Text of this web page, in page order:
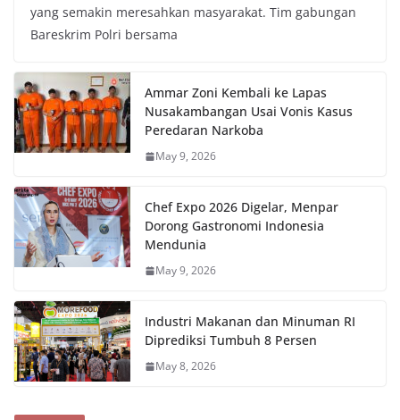
yang semakin meresahkan masyarakat. Tim gabungan
Bareskrim Polri bersama
Ammar Zoni Kembali ke Lapas
Nusakambangan Usai Vonis Kasus
Peredaran Narkoba
May 9, 2026
Chef Expo 2026 Digelar, Menpar
Dorong Gastronomi Indonesia
Mendunia
May 9, 2026
Industri Makanan dan Minuman RI
Diprediksi Tumbuh 8 Persen
May 8, 2026